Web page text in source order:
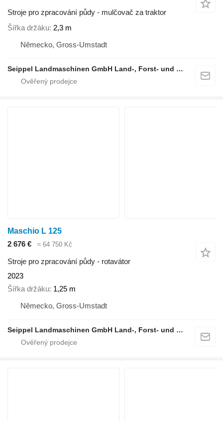
Stroje pro zpracování půdy - mulčovač za traktor
Šířka držáku 2,3 m
Německo, Gross-Umstadt
Seippel Landmaschinen GmbH Land-, Forst- und Gartentechnik
Maschio L 125
2 676 €
≈ 64 750 Kč
Stroje pro zpracování půdy - rotavátor
2023
Šířka držáku 1,25 m
Německo, Gross-Umstadt
Seippel Landmaschinen GmbH Land-, Forst- und Gartentechnik